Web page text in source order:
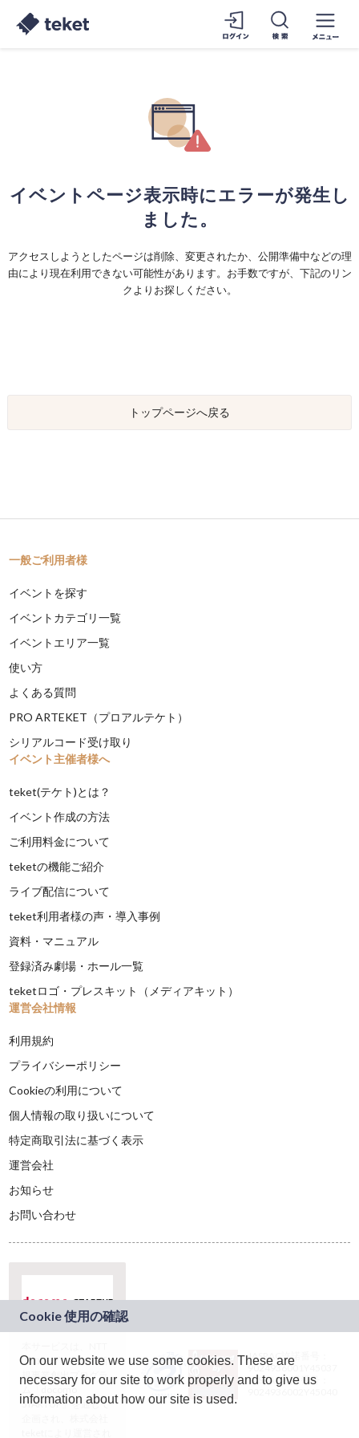
イベントページ表示時にエラーが発生し
ました。
アクセスしようとしたページは削除、変更されたか、公開準備中などの理
由により現在利用できない可能性があります。お手数ですが、下記のリン
クよりお探しください。
トップページへ戻る
一般ご利用者様
イベントを探す
イベントカテゴリ一覧
イベントエリア一覧
使い方
よくある質問
PRO ARTEKET（プロアルテケト）
シリアルコード受け取り
イベント主催者様へ
teket(テケト)とは？
イベント作成の方法
ご利用料金について
teketの機能ご紹介
ライブ配信について
teket利用者様の声・導入事例
資料・マニュアル
登録済み劇場・ホール一覧
teketロゴ・プレスキット（メディアキット）
運営会社情報
利用規約
プライバシーポリシー
Cookieの利用について
個人情報の取り扱いについて
特定商取引法に基づく表示
運営会社
お知らせ
お問い合わせ
ドコモグループの新
規事業創出プログラ
ム「docomo
STARTUP」を通じて
JASRAC許諾番号：
9024936001Y45037
JASRAC許諾番号：
On our website we use some cookies. These are
necessary for our site to work properly and to give us
information about how our site is used.